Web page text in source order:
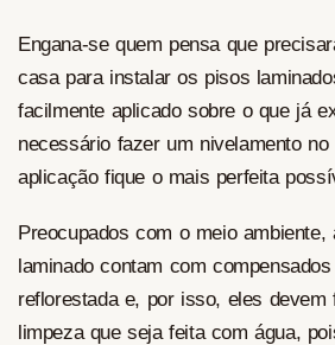
Engana-se quem pensa que
casa para instalar os pisos
facilmente aplicado sobre o que já
necessário fazer um nivelamento
aplicação fique o mais perfeita
Preocupados com o meio
laminado contam com
reflorestada e, por isso, eles devem
limpeza que seja feita com água,